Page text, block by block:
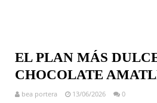
EL PLAN MÁS
CHOCOLATE
bea portera 13/06/2026 0